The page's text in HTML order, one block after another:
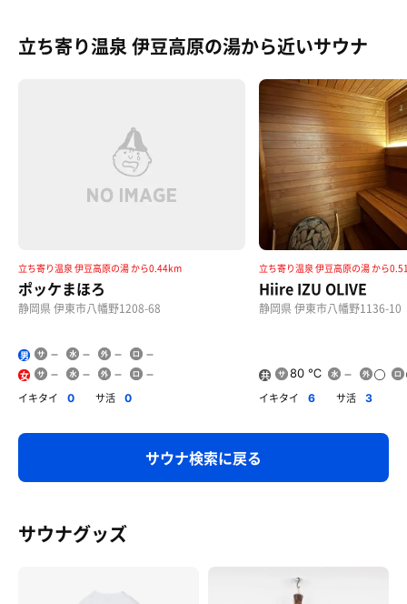
ぐり茶ソフト(400円)
スプーンで混ぜて食べる。風の強い日に外で食べると
立ち寄り温泉 伊豆高原の湯から近いサウナ
立ち寄り温泉 伊豆高原の湯 から0.44km
ポッケまほろ
静岡県 伊東市八幡野1208-68
男
女
イキタイ 0 サ活 0
立ち寄り温泉 伊豆高原の湯 から
Hiire IZU OLIVE
静岡県 伊東市八幡野1136-10
共
80 ℃
イキタイ 6 サ活 3
サウナ検索に戻る
サウナグッズ